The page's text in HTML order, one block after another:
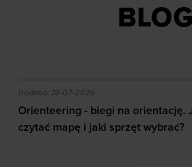
BLOG
efekty daje trening?
Orienteering - biegi na
Dodano:28-07-2026
Orienteering - biegi na orientację.
czytać mapę i jaki sprzęt wybrać?